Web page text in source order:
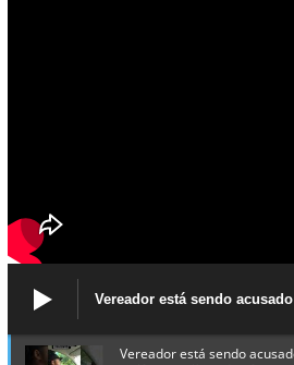
Vereador está sendo
política de gênero contra a
Vereador está sendo